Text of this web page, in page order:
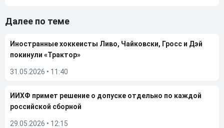
Далее по теме
Иностранные хоккеисты Ливо, Чайковски, Гросс и Дэй
покинули «Трактор»
31.05.2026 • 11:40
ИИХФ примет решение о допуске отдельно по каждой
российской сборной
29.05.2026 • 12:15